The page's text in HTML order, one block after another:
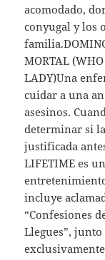
acomodado,
conyugal y los
MORTAL
LADY)Una
cuidar a una
asesinos.
determinar si
justificada
LIFETIME es
incluye
“Confesiones
Llegues”,